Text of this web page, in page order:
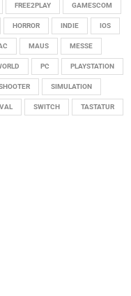
FREE2PLAY GAMESCOM
HORROR INDIE IOS
MAUS MESSE
PC PLAYSTATION
SIMULATION
SWITCH TASTATUR